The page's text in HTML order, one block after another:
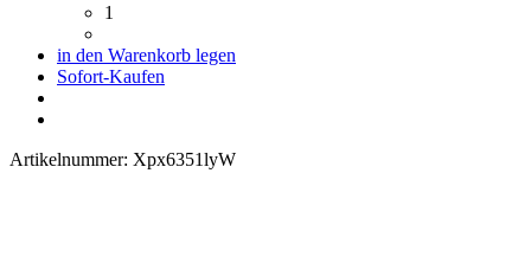
1
in den Warenkorb legen
Sofort-Kaufen
Artikelnummer: Xpx6351lyW